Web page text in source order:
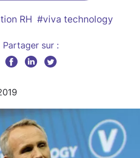
RH #viva technology
Partager sur :